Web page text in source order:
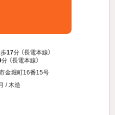
17分 （長電本線）
分 （長電本線）
金堀町16番15号
/ 木造